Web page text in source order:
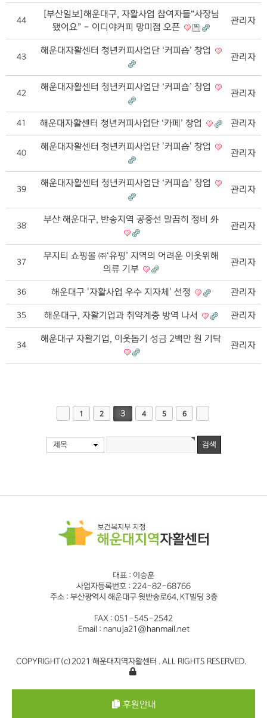
44
[부산일보]해운대구, 자활사업 참여자들“사장님
됐어요” - 이디야커피 망미점 오픈
관리자
43
해운대자활센터 청년커피사업단 ‘커피숍’ 창업
관리자
42
해운대자활센터 청년커피사업단 ‘커피숍’ 창업
관리자
41 해운대자활센터 청년커피사업단 ‘카페’ 창업 관리자
40
해운대자활센터 청년커피사업단 '커피숍' 창업
관리자
39
해운대자활센터 청년커피사업단 ‘커피숍’ 창업
관리자
38
부산 해운대구, 반송지역 공중선 말끔히 정비 外
관리자
37
무지티 쇼핑몰 ㈜‘유핑’ 지역의 어려운 이웃위해
의류 기부
관리자
36 해운대구 '자활사업 우수 지자체' 선정 관리자
35 해운대구, 자활기업과 취약계층 방역 나서 관리자
34
해운대구 자활기업, 이웃돕기 성금 2백만 원 기탁
관리자
1 2 3 4 5 6
제목
대표 : 이승훈
사업자등록번호 : 224-82-68766
주소 : 부산광역시 해운대구 윗반송로64, KT빌딩 3층
FAX : 051-545-2542
Email : nanuja21@hanmail.net
COPYRIGHT(c)2021 해운대지역자활센터 . ALL RIGHTS RESERVED.
후원안내